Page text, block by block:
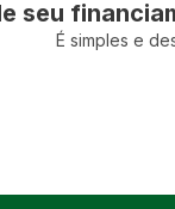
seu
É simples e